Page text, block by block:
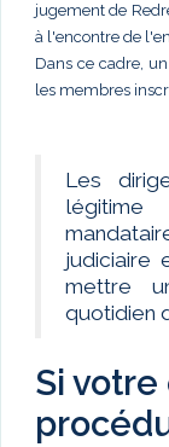
jugement de
à l'encontre de
Dans ce cadre, un
les membres
Les
judiciaire
mettre
quotidien
Si